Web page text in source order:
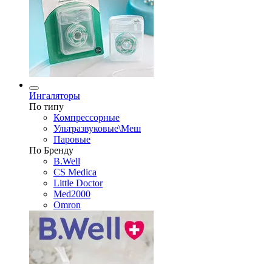
Ингаляторы
По типу
Компрессорные
Ультразвуковые\Меш
Паровые
По Бренду
B.Well
CS Medica
Little Doctor
Med2000
Omron